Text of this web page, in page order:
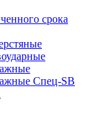
срока
Спец-SB